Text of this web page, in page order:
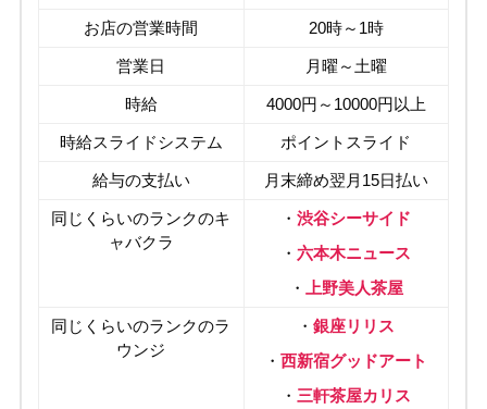
お店の営業時間 20時～1時
営業日 月曜～土曜
時給 4000円～10000円以上
時給スライドシステム ポイントスライド
給与の支払い 月末締め翌月15日払い
同じくらいのランクのキ
ャバクラ
・渋谷シーサイド
・六本木ニュース
・
上野美人茶屋
同じくらいのランクのラ
ウンジ
・銀座リリス
・西新宿グッドアート
・ 三軒茶屋カリス